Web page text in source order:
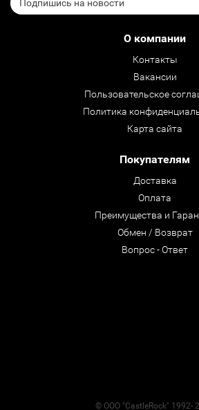
О компании
Контакты
Вакансии
Пользовательское
Политика
Карта сайта
Покупателям
Доставка
Оплата
Преимущества и
Обмен / Возврат
Вопрос - Ответ
© ООО "CastleRock" 1992-